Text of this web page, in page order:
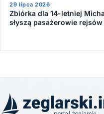
29 lipca 2026
Zbiórka dla 14-letniej
słyszą pasażerowie rejsów